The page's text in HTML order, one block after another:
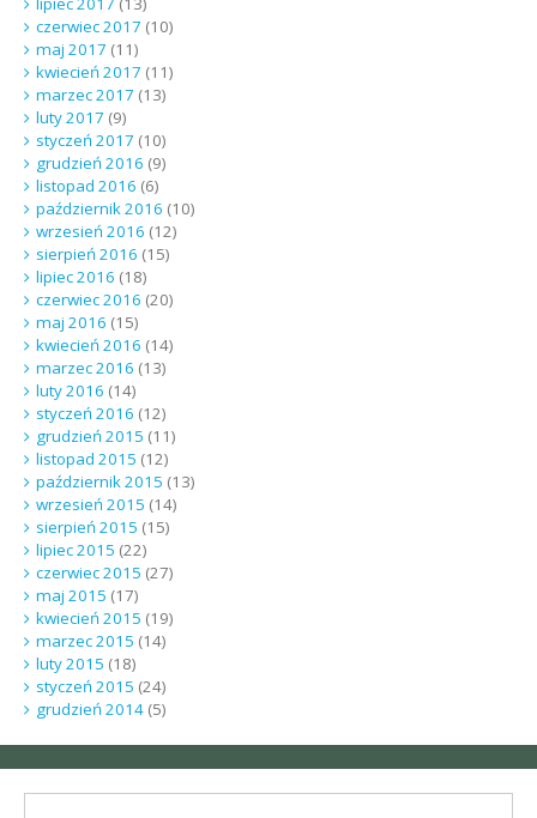
czerwiec 2017 (10)
maj 2017 (11)
kwiecień 2017 (11)
marzec 2017 (13)
luty 2017 (9)
styczeń 2017 (10)
grudzień 2016 (9)
listopad 2016 (6)
październik 2016 (10)
wrzesień 2016 (12)
sierpień 2016 (15)
lipiec 2016 (18)
czerwiec 2016 (20)
maj 2016 (15)
kwiecień 2016 (14)
marzec 2016 (13)
luty 2016 (14)
styczeń 2016 (12)
grudzień 2015 (11)
listopad 2015 (12)
październik 2015 (13)
wrzesień 2015 (14)
sierpień 2015 (15)
lipiec 2015 (22)
czerwiec 2015 (27)
maj 2015 (17)
kwiecień 2015 (19)
marzec 2015 (14)
luty 2015 (18)
styczeń 2015 (24)
grudzień 2014(5)